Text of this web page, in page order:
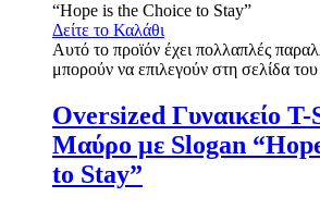
Δείτε το Καλάθι
Αυτό το προϊόν έχει πολλαπλές
μπορούν να επιλεγούν στη σελίδα του
Oversized Γυναικείο
Μαύρο με Slogan
to Stay”